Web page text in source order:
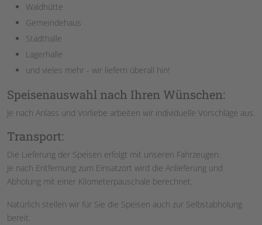
Waldhütte
Gemeindehaus
Stadthalle
Lagerhalle
und vieles mehr - wir liefern überall hin!
Speisenauswahl nach Ihren Wünschen:
Je nach Anlass und Vorliebe arbeiten wir individuelle Vorschläge aus.
Transport:
Die Lieferung der Speisen erfolgt mit unseren Fahrzeugen.
Je nach Entfernung zum Einsatzort wird die Anlieferung und
Abholung mit einer Kilometerpauschale berechnet.
Natürlich stellen wir für Sie die Speisen auch zur Selbstabholung
bereit.